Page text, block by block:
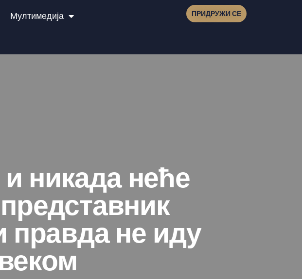
Мултимедија
ПРИДРУЖИ СЕ
никада неће
правда не иду